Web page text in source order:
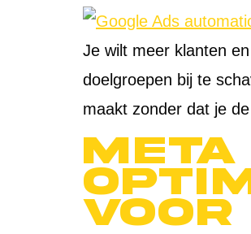
Je wilt meer klanten
doelgroepen bij te
maakt zonder dat je
voor